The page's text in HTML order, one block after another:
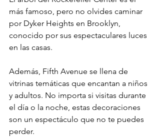
más famoso, pero no olvides caminar
por Dyker Heights en Brooklyn,
conocido por sus espectaculares luces
en las casas.
Además, Fifth Avenue se llena de
vitrinas temáticas que encantan a niños
y adultos. No importa si visitas durante
el día o la noche, estas decoraciones
son un espectáculo que no te puedes
perder.